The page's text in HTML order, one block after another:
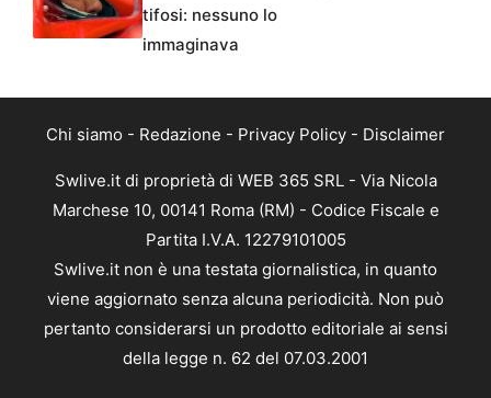
tifosi: nessuno lo
immaginava
Chi siamo - Redazione - Privacy Policy - Disclaimer
Swlive.it di proprietà di WEB 365 SRL - Via Nicola
Marchese 10, 00141 Roma (RM) - Codice Fiscale e
Partita I.V.A. 12279101005
Swlive.it non è una testata giornalistica, in quanto
viene aggiornato senza alcuna periodicità. Non può
pertanto considerarsi un prodotto editoriale ai sensi
della legge n. 62 del 07.03.2001